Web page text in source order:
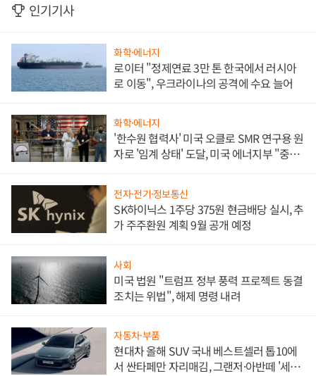
인기기사
화학·에너지
로이터 "정제연료 3만 톤 한국에서 러시아
로 이동", 우크라이나의 공격에 수요 늘어
화학·에너지
'한수원 협력사' 미국 오클로 SMR 연구용 원
자로 '임계 상태' 도달, 미국 에너지부 "중요
전자·전기·정보통신
SK하이닉스 1주당 375원 현금배당 실시, 추
가 주주환원 계획 9월 공개 예정
사회
미국 법원 "트럼프 정부 풍력 프로젝트 동결
조치는 위법", 해제 명령 내려
자동차·부품
현대차 올해 SUV 국내 베스트셀러 톱10에
서 싼타페만 자리매김, 그랜저·아반떼 '세단